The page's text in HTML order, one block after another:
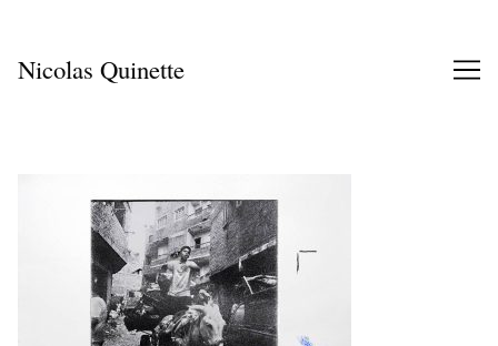
Nicolas Quinette